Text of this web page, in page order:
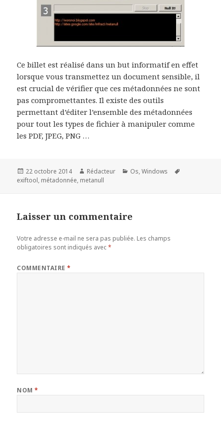
Ce billet est réalisé dans un but informatif en effet
lorsque vous transmettez un document sensible, il
est crucial de vérifier que ces métadonnées ne sont
pas compromettantes. Il existe des outils
permettant d’éditer l’ensemble des métadonnées
pour tout les types de fichier à manipuler comme
les PDF, JPEG, PNG …
Publié
le
22 octobre 2014 Auteur
Rédacteur Catégories
Os,Windows
exiftool, métadonnée, metanull
Laisser un commentaire
Votre adresse e-mail ne sera pas publiée. Les champs
obligatoires sont indiqués avec*
COMMENTAIRE*
NOM*